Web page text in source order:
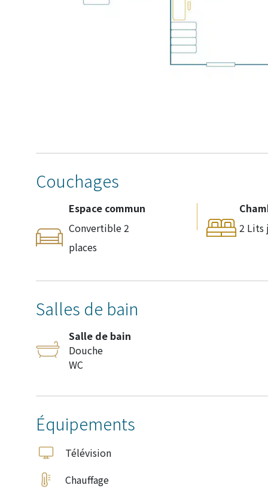
Couchages
Espace commun
Convertible 2
places
2 Lits
Salles de bain
Salle de bain
Douche
WC
Équipements
Télévision
Chauffage